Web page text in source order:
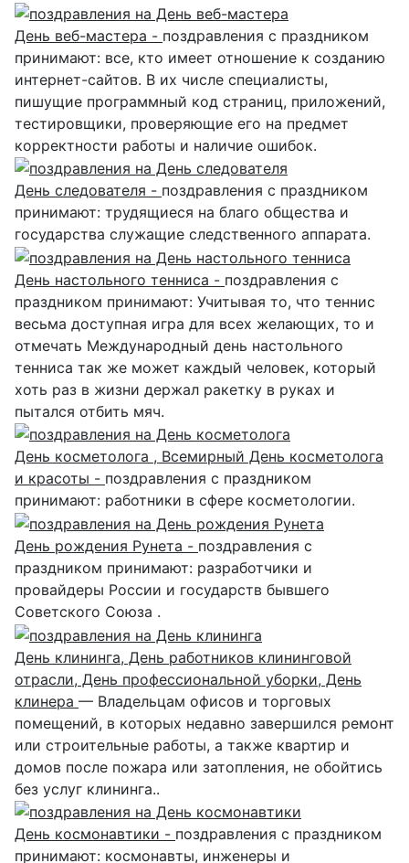
День веб-мастера - поздравления с праздником
принимают: все, кто имеет отношение к созданию
интернет-сайтов. В их числе специалисты,
пишущие программный код страниц, приложений,
тестировщики, проверяющие его на предмет
корректности работы и наличие ошибок.
День следователя - поздравления с праздником
принимают: трудящиеся на благо общества и
государства служащие следственного аппарата.
День настольного тенниса - поздравления с
праздником принимают: Учитывая то, что теннис
весьма доступная игра для всех желающих, то и
отмечать Международный день настольного
тенниса так же может каждый человек, который
хоть раз в жизни держал ракетку в руках и
пытался отбить мяч.
День косметолога , Всемирный День косметолога
и красоты - поздравления с праздником
принимают: работники в сфере косметологии.
День рождения Рунета - поздравления с
праздником принимают: разработчики и
провайдеры России и государств бывшего
Советского Союза .
День клининга, День работников клининговой
отрасли, День профессиональной уборки, День
клинера — Владельцам офисов и торговых
помещений, в которых недавно завершился ремонт
или строительные работы, а также квартир и
домов после пожара или затопления, не обойтись
без услуг клининга..
День космонавтики - поздравления с праздником
принимают: космонавты, инженеры и